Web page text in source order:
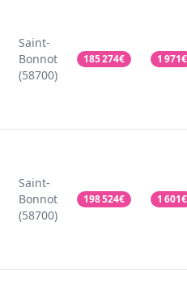
Saint-
Bonnot
(58700)
185 274€ 1 971€
Saint-
Bonnot
(58700)
198 524€ 1 601€